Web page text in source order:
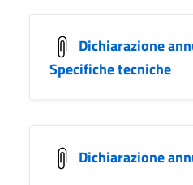
Dichiarazione
Specifiche tecniche
Dichiarazione